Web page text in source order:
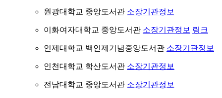
원광대학교 중앙도서관 소장기관정보
이화여자대학교 중앙도서관 소장기관정보 링크
인제대학교 백인제기념중앙도서관 소장기관정보
인천대학교 학산도서관 소장기관정보
전남대학교 중앙도서관 소장기관정보